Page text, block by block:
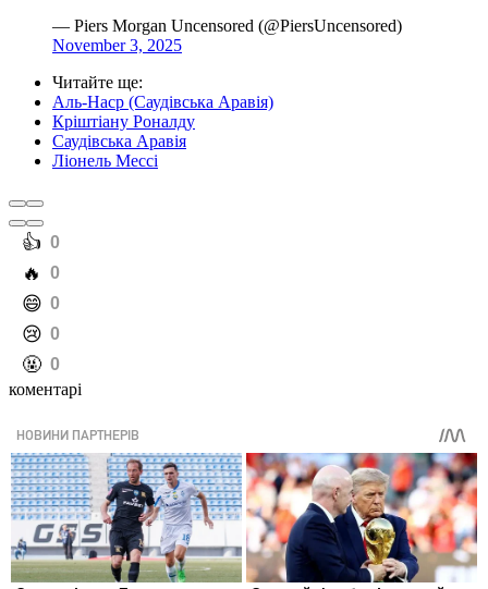
— Piers Morgan Uncensored (@PiersUncensored)
November 3, 2025
Читайте ще:
Аль-Наср (Саудівська Аравія)
Кріштіану Роналду
Саудівська Аравія
Ліонель Мессі
️👍 0
️🔥 0
️😄 0
️😢 0
️🤬 0
коментарі